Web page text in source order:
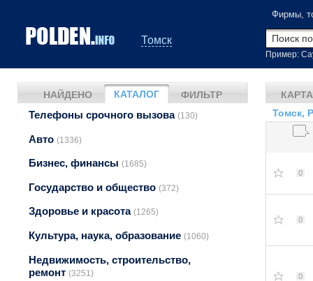
Томск
Фирмы,
Пример:
НАЙДЕНО КАТАЛОГ ФИЛЬТР
Телефоны срочного вызова (130)
Авто (1336)
Бизнес, финансы (1685)
Государство и общество (372)
Здоровье и красота (1265)
Культура, наука, образование (1060)
Недвижимость, строительство,
ремонт (3251)
КАРТА
Томск,
0
0
0